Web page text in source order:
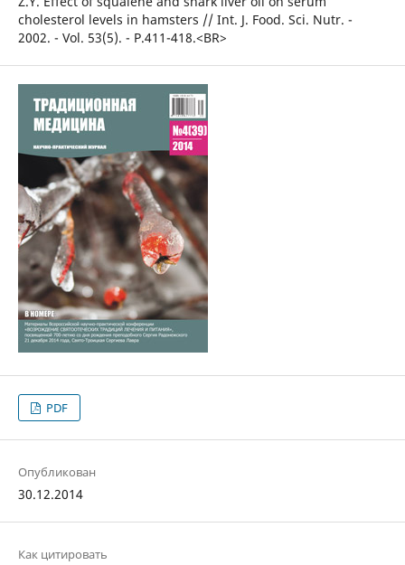
PDF
Опубликован
30.12.2014
Как цитировать